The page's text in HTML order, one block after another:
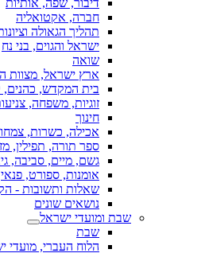
דיבור, שפה, אותיות
חברה, אקטואליה
תהליך הגאולה
ישראל והגוים, בני נח
שואה
ארץ ישראל, מצוות
בית המקדש, כהנים,
זוגיות, משפחה,
חינוך
אכילה, כשרות,
ספר תורה, תפילין,
גשם, מיים, סביבה,
אומנות, ספורט, פנאי
שאלות ותשובות -
נושאים שונים
שבת ומועדי ישראל
שבת
הלוח העברי, מועדי